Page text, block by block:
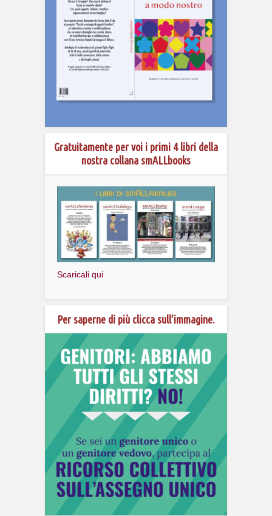
Gratuitamente per voi i primi 4 libri della
nostra collana smALLbooks
Scaricali qui
Per saperne di più clicca sull’immagine.